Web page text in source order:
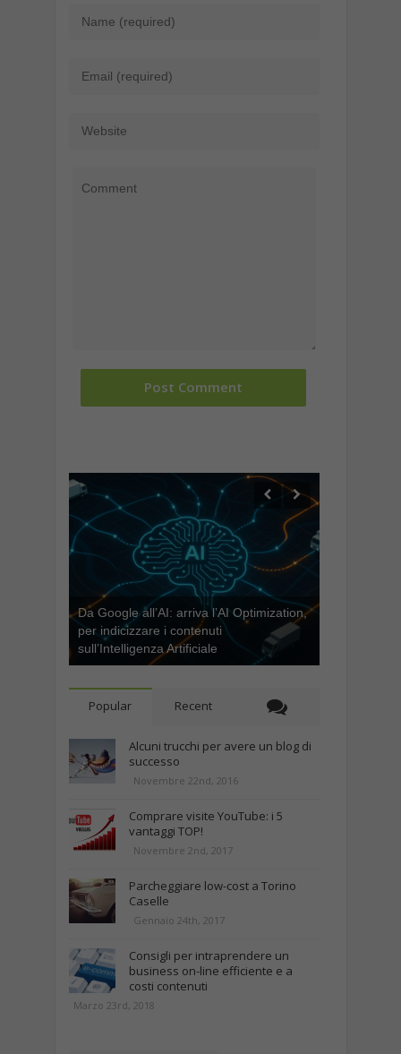
Da Google all’AI: arriva l’AI Optimization,
per indicizzare i contenuti
sull’Intelligenza Artificiale
Popular Recent
Alcuni trucchi per avere un blog di
successo
Novembre 22nd, 2016
Comprare visite YouTube: i 5
vantaggi TOP!
Novembre 2nd, 2017
Parcheggiare low-cost a Torino
Caselle
Gennaio 24th, 2017
Consigli per intraprendere un
business on-line efficiente e a
costi contenuti
Marzo 23rd, 2018